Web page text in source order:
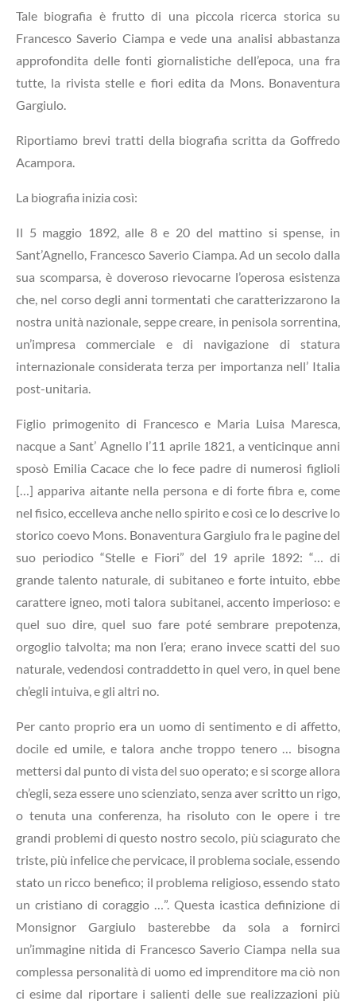
Tale biografia è frutto di una piccola ricerca storica su
Francesco Saverio Ciampa e vede una analisi abbastanza
approfondita delle fonti giornalistiche dell’epoca, una fra
tutte, la rivista stelle e fiori edita da Mons. Bonaventura
Gargiulo.
Riportiamo brevi tratti della biografia scritta da Goffredo
Acampora.
La biografia inizia così:
Il 5 maggio 1892, alle 8 e 20 del mattino si spense, in
Sant’Agnello, Francesco Saverio Ciampa. Ad un secolo dalla
sua scomparsa, è doveroso rievocarne l’operosa esistenza
che, nel corso degli anni tormentati che caratterizzarono la
nostra unità nazionale, seppe creare, in penisola sorrentina,
un’impresa commerciale e di navigazione di statura
internazionale considerata terza per importanza nell’ Italia
post-unitaria.
Figlio primogenito di Francesco e Maria Luisa Maresca,
nacque a Sant’ Agnello l’11 aprile 1821, a venticinque anni
sposò Emilia Cacace che lo fece padre di numerosi figlioli
[…] appariva aitante nella persona e di forte fibra e, come
nel fisico, eccelleva anche nello spirito e così ce lo descrive lo
storico coevo Mons. Bonaventura Gargiulo fra le pagine del
suo periodico “Stelle e Fiori” del 19 aprile 1892: “… di
grande talento naturale, di subitaneo e forte intuito, ebbe
carattere igneo, moti talora subitanei, accento imperioso: e
quel suo dire, quel suo fare poté sembrare prepotenza,
orgoglio talvolta; ma non l’era; erano invece scatti del suo
naturale, vedendosi contraddetto in quel vero, in quel bene
ch’egli intuiva, e gli altri no.
Per canto proprio era un uomo di sentimento e di affetto,
docile ed umile, e talora anche troppo tenero … bisogna
mettersi dal punto di vista del suo operato; e si scorge allora
ch’egli, seza essere uno scienziato, senza aver scritto un rigo,
o tenuta una conferenza, ha risoluto con le opere i tre
grandi problemi di questo nostro secolo, più sciagurato che
triste, più infelice che pervicace, il problema sociale, essendo
stato un ricco benefico; il problema religioso, essendo stato
un cristiano di coraggio …”. Questa icastica definizione di
Monsignor Gargiulo basterebbe da sola a fornirci
un’immagine nitida di Francesco Saverio Ciampa nella sua
complessa personalità di uomo ed imprenditore ma ciò non
ci esime dal riportare i salienti delle sue realizzazioni più